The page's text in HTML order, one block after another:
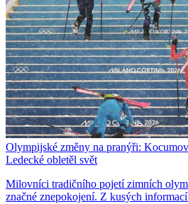
Olympijské změny na pranýři:
Ledecké obletěl svět
Milovníci tradičního pojetí zimních
značné znepokojení. Z kusých